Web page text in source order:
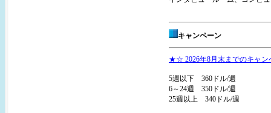
キャンペーン
★☆ 2026年8月末までのキャ
5週以下 360ドル/週
6～24週 350ドル/週
25週以上 340ドル/週